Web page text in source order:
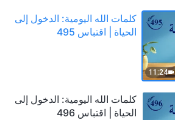
11:24
كلمات الله اليومية: الدخول إلى
الحياة | اقتباس 495
كلمات الله اليومية: الدخول إلى
الحياة | اقتباس 496